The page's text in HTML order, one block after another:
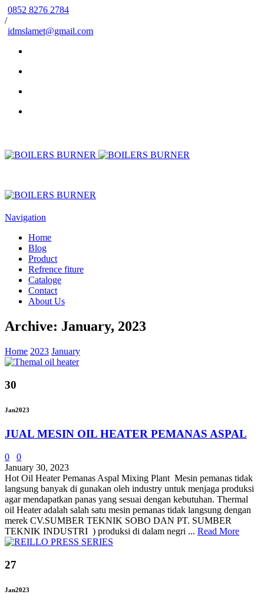
0852 8276 2784
/
idmslamet@gmail.com
Navigation
Home
Blog
Product
Refrence fiture
Cataloge
Contact
About Us
Archive: January, 2023
Home 2023 January
30
Jan2023
JUAL MESIN OIL HEATER PEMANAS ASPAL
0
0
January 30, 2023
Hot Oil Heater Pemanas Aspal Mixing Plant Mesin pemanas tidak
langsung banyak di gunakan oleh industry untuk menjaga produksi
agar mendapatkan panas yang sesuai dengan kebutuhan. Thermal
oil Heater adalah salah satu mesin pemanas tidak langsung dengan
merek CV.SUMBER TEKNIK SOBO DAN PT. SUMBER
TEKNIK INDUSTRI ) produksi di dalam negri ... Read More
27
Jan2023